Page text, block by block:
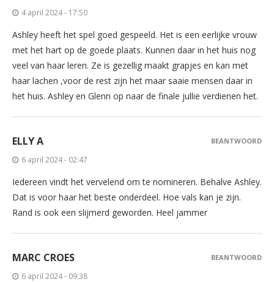
4 april 2024 - 17:50
Ashley heeft het spel goed gespeeld. Het is een eerlijke vrouw
met het hart op de goede plaats. Kunnen daar in het huis nog
veel van haar leren. Ze is gezellig maakt grapjes en kan met
haar lachen ,voor de rest zijn het maar saaie mensen daar in
het huis. Ashley en Glenn op naar de finale jullie verdienen het.
ELLY A
6 april 2024 - 02:47
Iedereen vindt het vervelend om te nomineren. Behalve Ashley.
Dat is voor haar het beste onderdeel. Hoe vals kan je zijn.
Rand is ook een slijmerd geworden. Heel jammer
BEANTWOORD
MARC CROES
6 april 2024 - 09:38
BEANTWOORD